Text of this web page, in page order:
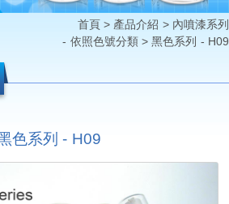
首頁> 產品介紹 > 內噴漆系列
- 依照色號分類>黑色系列 - H09
色系列 - H09